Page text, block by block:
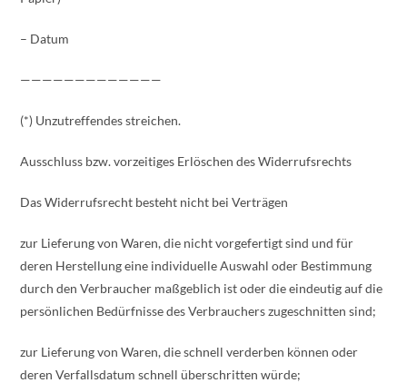
– Datum
—————————————
(*) Unzutreffendes streichen.
Ausschluss bzw. vorzeitiges Erlöschen des Widerrufsrechts
Das Widerrufsrecht besteht nicht bei Verträgen
zur Lieferung von Waren, die nicht vorgefertigt sind und für
deren Herstellung eine individuelle Auswahl oder Bestimmung
durch den Verbraucher maßgeblich ist oder die eindeutig auf die
persönlichen Bedürfnisse des Verbrauchers zugeschnitten sind;
zur Lieferung von Waren, die schnell verderben können oder
deren Verfallsdatum schnell überschritten würde;